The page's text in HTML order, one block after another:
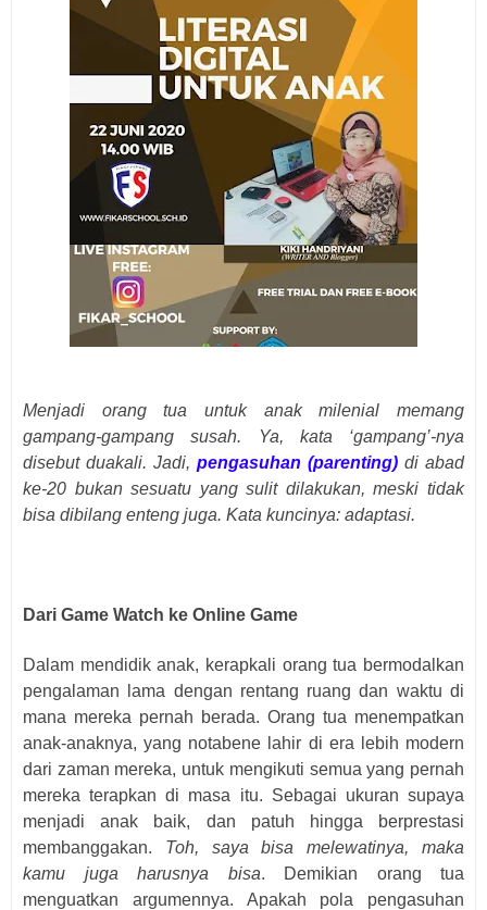
Menjadi orang tua untuk anak milenial memang
gampang-gampang susah. Ya, kata ‘gampang’-nya
disebut duakali. Jadi, pengasuhan (parenting) di abad
ke-20 bukan sesuatu yang sulit dilakukan, meski tidak
bisa dibilang enteng juga. Kata kuncinya: adaptasi.
Dari Game Watch ke Online Game
Dalam mendidik anak, kerapkali orang tua bermodalkan
pengalaman lama dengan rentang ruang dan waktu di
mana mereka pernah berada. Orang tua menempatkan
anak-anaknya, yang notabene lahir di era lebih modern
dari zaman mereka, untuk mengikuti semua yang pernah
mereka terapkan di masa itu. Sebagai ukuran supaya
menjadi anak baik, dan patuh hingga berprestasi
membanggakan. Toh, saya bisa melewatinya, maka
kamu juga harusnya bisa. Demikian orang tua
menguatkan argumennya. Apakah pola pengasuhan